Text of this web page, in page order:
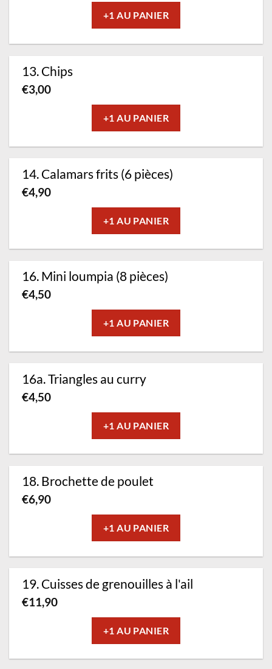
+1 AU PANIER
13. Chips
€3,00
+1 AU PANIER
14. Calamars frits (6 pièces)
€4,90
+1 AU PANIER
16. Mini loumpia (8 pièces)
€4,50
+1 AU PANIER
16a. Triangles au curry
€4,50
+1 AU PANIER
18. Brochette de poulet
€6,90
+1 AU PANIER
19. Cuisses de grenouilles à l'ail
€11,90
+1 AU PANIER